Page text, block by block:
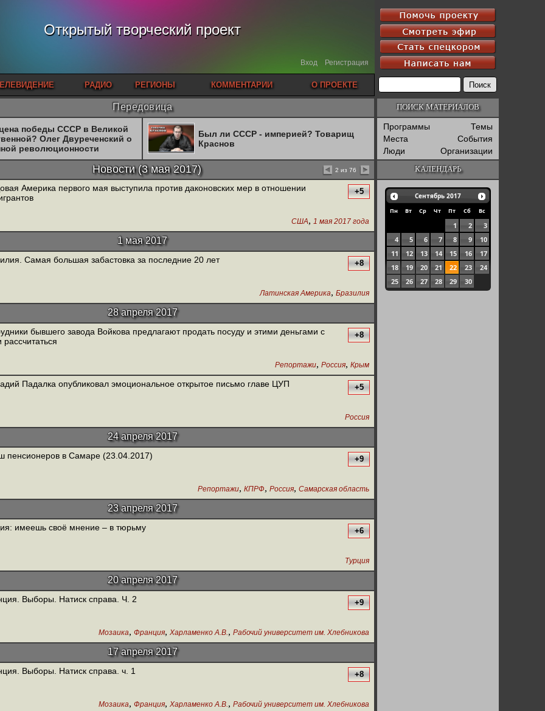
Открытый творческий проект
Вход Регистрация
РАДИО РЕГИОНЫ КОММЕНТАРИИ О ПРОЕКТЕ
Передовица
победы СССР в Великой
Олег Двуреченский о
революционности
Был ли СССР - империей? Товарищ
Краснов
Новости(3 мая 2017) 2 из 76
Америка первого мая выступила против даконовских мер в отношении
+5
США, 1 мая 2017 года
1 мая 2017
Самая большая забастовка за последние 20 лет +8
Латинская Америка, Бразилия
28 апреля 2017
бывшего завода Войкова предлагают продать посуду и этими деньгами с
рассчитаться
+8
Репортажи, Россия, Крым
Падалка опубликовал эмоциональное открытое письмо главе ЦУП +5
Россия
24 апреля 2017
пенсионеров в Самаре (23.04.2017) +9
Репортажи, КПРФ, Россия, Самарская область
23 апреля 2017
имеешь своё мнение – в тюрьму +6
Турция
20 апреля 2017
Выборы. Натиск справа. Ч. 2 +9
Мозаика, Франция, Харламенко А.В., Рабочий университет им. Хлебникова
17 апреля 2017
Выборы. Натиск справа. ч. 1 +8
Мозаика, Франция, Харламенко А.В., Рабочий университет им. Хлебникова
ПОИСК МАТЕРИАЛОВ
Программы
Темы
Места
События
Люди
Организации
КАЛЕНДАРЬ
Сентябрь 2017
Пн Вт Ср Чт Пт Сб Вс
1 2
3
4
5 6 7 8 9
10
11
12 13 14 15 16
17
18
19 20 21 22 23
24
25
26 27 28 29 30